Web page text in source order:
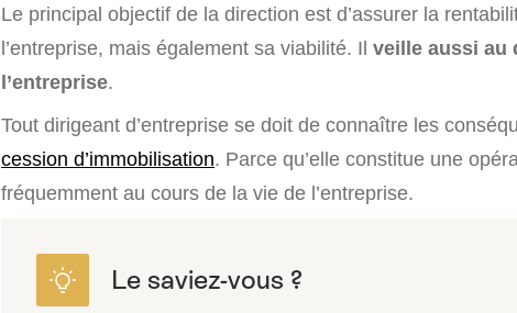
Le principal objectif de la direction est d’assurer la
l’entreprise, mais également sa viabilité. Il veille aussi au
l’entreprise.
Tout dirigeant d’entreprise se doit de connaître les
cession d’immobilisation. Parce qu’elle constitue une
fréquemment au cours de la vie de l’entreprise.